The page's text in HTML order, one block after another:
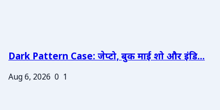
Dark Pattern Case: जेप्टो, बुक माई शो और इंडि...
Aug 6, 2026 0 1